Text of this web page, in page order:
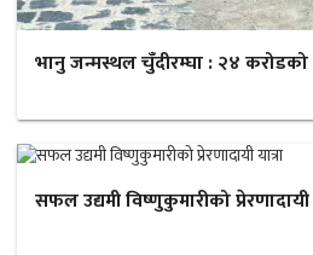
भानु जन्मस्थल चुँदीरम्घा : २४
सफल उद्यमी विष्णुकुमारीको प्रेरणादायी